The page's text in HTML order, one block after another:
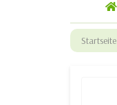
Startseite